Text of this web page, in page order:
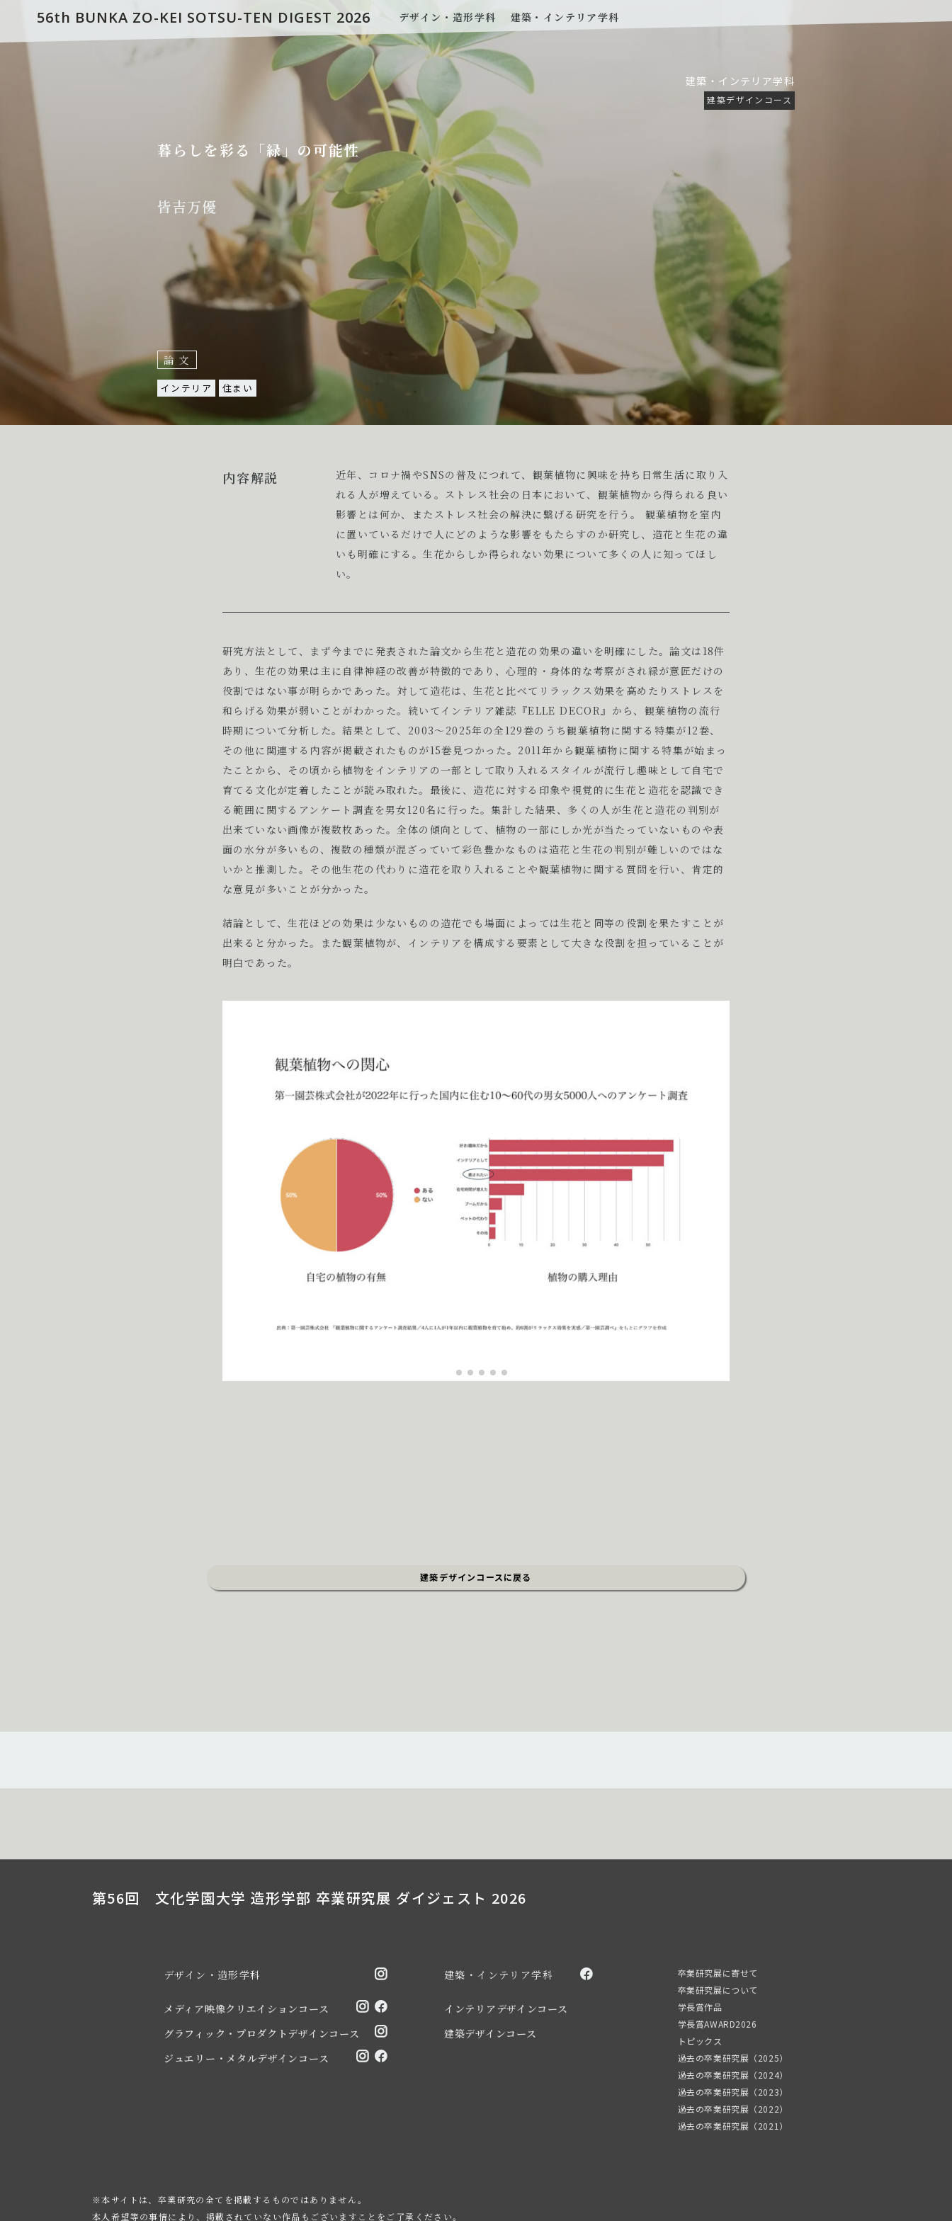
56th BUNKA ZO-KEI SOTSU-TEN DIGEST 2026 デザイン・造形学科 建築・インテリア学科
建築・インテリア学科
建築デザインコース
暮らしを彩る「緑」の可能性
皆吉万優
論文
インテリア 住まい
近年、コロナ禍やSNSの普及につれて、観葉植物に興味を持ち日常生活に取り入
れる人が増えている。ストレス社会の日本において、観葉植物から得られる良い
影響とは何か、またストレス社会の解決に繋げる研究を行う。 観葉植物を室内
に置いているだけで人にどのような影響をもたらすのか研究し、造花と生花の違
いも明確にする。生花からしか得られない効果について多くの人に知ってほし
い。
研究方法として、まず今までに発表された論文から生花と造花の効果の違いを明確にした。論文は18件
あり、生花の効果は主に自律神経の改善が特徴的であり、心理的・身体的な考察がされ緑が意匠だけの
役割ではない事が明らかであった。対して造花は、生花と比べてリラックス効果を高めたりストレスを
和らげる効果が弱いことがわかった。続いてインテリア雑誌『ELLE DECOR』から、観葉植物の流行
時期について分析した。結果として、2003〜2025年の全129巻のうち観葉植物に関する特集が12巻、
その他に関連する内容が掲載されたものが15巻見つかった。2011年から観葉植物に関する特集が始まっ
たことから、その頃から植物をインテリアの一部として取り入れるスタイルが流行し趣味として自宅で
育てる文化が定着したことが読み取れた。最後に、造花に対する印象や視覚的に生花と造花を認識でき
る範囲に関するアンケート調査を男女120名に行った。集計した結果、多くの人が生花と造花の判別が
出来ていない画像が複数枚あった。全体の傾向として、植物の一部にしか光が当たっていないものや表
面の水分が多いもの、複数の種類が混ざっていて彩色豊かなものは造花と生花の判別が難しいのではな
いかと推測した。その他生花の代わりに造花を取り入れることや観葉植物に関する質問を行い、肯定的
な意見が多いことが分かった。
結論として、生花ほどの効果は少ないものの造花でも場面によっては生花と同等の役割を果たすことが
出来ると分かった。また観葉植物が、インテリアを構成する要素として大きな役割を担っていることが
明白であった。
建築デザインコース
第56回 文化学園大学 造形学部 卒業研究展 ダイジェスト 2026
デザイン・造形学科
メディア映像クリエイションコース
グラフィック・プロダクトデザインコース
ジュエリー・メタルデザインコース
建築・インテリア学科
インテリアデザインコース
建築デザインコース
卒業研究展に寄せて
卒業研究展について
学長賞作品
学長賞AWARD2026
トピックス
過去の卒業研究展（2025）
過去の卒業研究展（2024）
過去の卒業研究展（2023）
過去の卒業研究展（2022）
過去の卒業研究展（2021）
※本サイトは、卒業研究の全てを掲載するものではありません。
本人希望等の事情により、掲載されていない作品もございますことをご了承ください。